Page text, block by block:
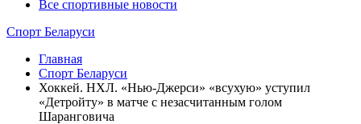
Все спортивные новости
Спорт Беларуси
Главная
Спорт Беларуси
Хоккей. НХЛ. «Нью-Джерси» «всухую» уступил
«Детройту» в матче с незасчитанным голом
Шаранговича